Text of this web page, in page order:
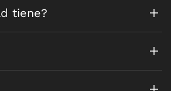
tiene?